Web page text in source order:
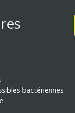
bactériennes